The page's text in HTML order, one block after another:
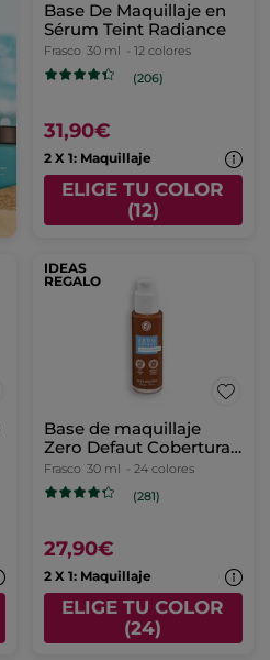
Base De Maquillaje en
Sérum Teint Radiance
Frasco 30 ml - 12 colores
(206)
31,90€
2 X 1: Maquillaje
ELIGE TU COLOR
(12)
IDEAS
REGALO
Base de maquillaje
Zero Defaut Cobertura
Impecable, Larga
Duración & Hidratación
24H
Frasco 30 ml - 24 colores
(281)
27,90€
2 X 1: Maquillaje
ELIGE TU COLOR
(24)